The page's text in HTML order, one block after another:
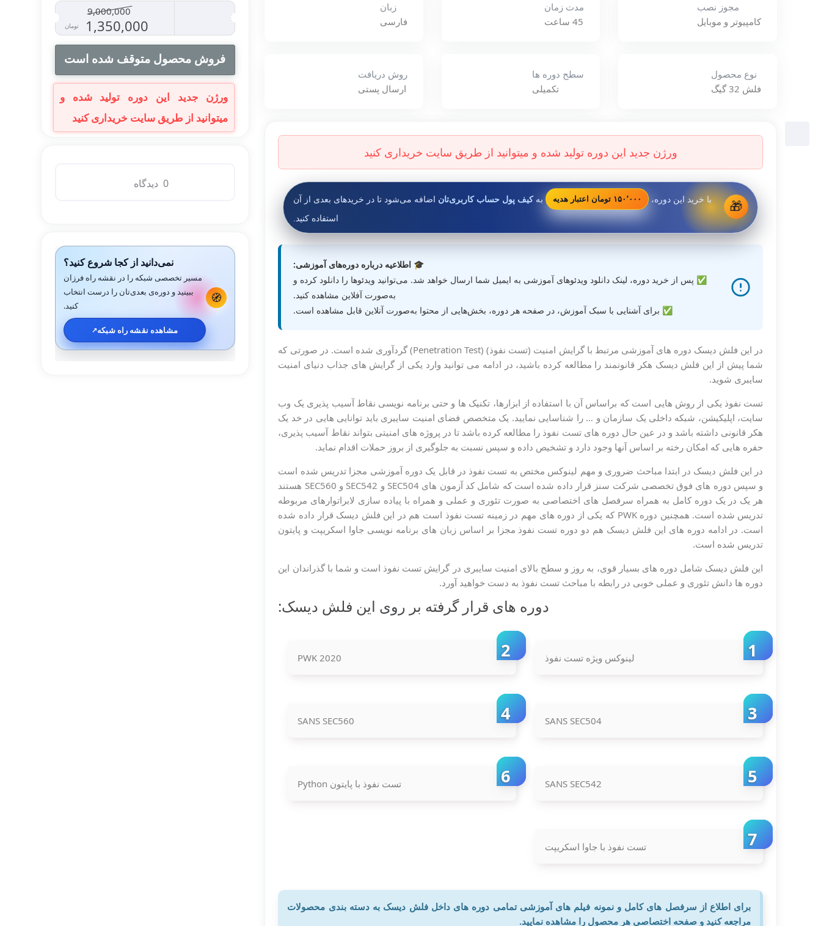
مجوز نصب
کامپیوتر و موبایل
مدت زمان
45 ساعت
زبان
فارسی
نوع محصول
فلش 32 گیگ
سطح دوره ها
تکمیلی
روش دریافت
ارسال پستی
🎁
با خرید این دوره، ۱۵۰٬۰۰۰ تومان اعتبار هدیه بهکیف پول حساب کاربری‌تان اضافه می‌شود تا در خریدهای بعدی از آن
استفاده کنید.
🎓 اطلاعیه درباره دوره‌های آموزشی:
✅ پس از خرید دوره، لینک دانلود ویدئوهای آموزشی به ایمیل شما ارسال خواهد شد. می‌توانید ویدئوها را دانلود کرده و
به‌صورت آفلاین مشاهده کنید.
✅ برای آشنایی با سبک آموزش، در صفحه هر دوره، بخش‌هایی از محتوا به‌صورت آنلاین قابل مشاهده است.
در این فلش دیسک دوره های آموزشی مرتبط با گرایش امنیت (تست نفوذ) (Penetration Test) گردآوری شده است. در صورتی که
شما پیش از این فلش دیسک هکر قانونمند را مطالعه کرده باشید، در ادامه می توانید وارد یکی از گرایش های جذاب دنیای امنیت
سایبری شوید.
تست نفوذ یکی از روش هایی است که براساس آن با استفاده از ابزارها، تکنیک ها و حتی برنامه نویسی نقاط آسیب پذیری یک وب
سایت، اپلیکیشن، شبکه داخلی یک سازمان و … را شناسایی نمایید. یک متخصص فضای امنیت سایبری باید توانایی هایی در خد یک
هکر قانونی داشته باشد و در عین حال دوره های تست نفوذ را مطالعه کرده باشد تا در پروژه های امنیتی بتواند نقاط آسیب پذیری،
حفره هایی که امکان رخته بر اساس آنها وجود دارد و تشخیص داده و سپس نسبت به جلوگیری از بروز حملات اقدام نماید.
در این فلش دیسک در ابتدا مباحث ضروری و مهم لینوکس مختص به تست نفوذ در قابل یک دوره آموزشی مجزا تدریس شده است
و سپس دوره های فوق تخصصی شرکت سنز قرار داده شده است که شامل کد آزمون های SEC504 و SEC542 و SEC560 هستند
هر یک در یک دوره کامل به همراه سرفصل های اختصاصی به صورت تئوری و عملی و همراه با پیاده سازی لابراتوارهای مربوطه
تدریس شده است. همچنین دوره PWK که یکی از دوره های مهم در زمینه تست نفوذ است هم در این فلش دیسک قرار داده شده
است. در ادامه دوره های این فلش دیسک هم دو دوره تست نفوذ مجزا بر اساس زبان های برنامه نویسی جاوا اسکریپت و پایتون
تدریس شده است.
این فلش دیسک شامل دوره های بسیار قوی، به روز و سطح بالای امنیت سایبری در گرایش تست نفوذ است و شما با گذراندان این
دوره ها دانش تئوری و عملی خوبی در رابطه با مباحث تست نفوذ به دست خواهید آورد.
دوره های قرار گرفته بر روی این فلش دیسک:
لینوکس ویژه تست نفوذ PWK 2020
SANS SEC504
SANS SEC560
SANS SEC542 تست نفوذ با پایتون Python
تست نفوذ با جاوا اسکریپت
برای اطلاع از سرفصل های کامل و نمونه فیلم های آموزشی تمامی دوره های داخل فلش دیسک به دسته بندی محصولات
مراجعه کنید و صفحه اختصاصی هر محصول را مشاهده نمایید.
9,000,000قیمت
اصلی
9,000,000 تومان
بود.
1,350,000 تومان
قیمت
فعلی
فروش محصول متوقف شده است
0 دیدگاه
🧭
نمی‌دانید از کجا شروع کنید؟
مسیر تخصصی شبکه را در نقشه راه فرزان
ببینید و دوره‌ی بعدی‌تان را درست انتخاب
کنید.
مشاهده نقشه راه شبکه↗️